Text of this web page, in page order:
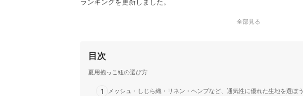
ランキングを更新しました。
全部見る
目次
夏用抱っこ紐の選び方
1 メッシュ・しじら織・リネン・ヘンプなど、通気性に優れた生地を選ぼう